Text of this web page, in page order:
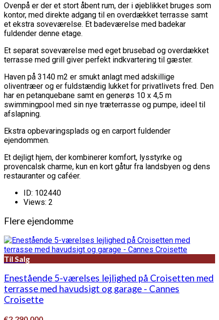
Ovenpå er der et stort åbent rum, der i øjeblikket bruges som
kontor, med direkte adgang til en overdækket terrasse samt
et ekstra soveværelse. Et badeværelse med badekar
fuldender denne etage.
Et separat soveværelse med eget brusebad og overdækket
terrasse med grill giver perfekt indkvartering til gæster.
Haven på 3140 m2 er smukt anlagt med adskillige
oliventræer og er fuldstændig lukket for privatlivets fred. Den
har en petanquebane samt en generøs 10 x 4,5 m
swimmingpool med sin nye træterrasse og pumpe, ideel til
afslapning.
Ekstra opbevaringsplads og en carport fuldender
ejendommen.
Et dejligt hjem, der kombinerer komfort, lysstyrke og
provencalsk charme, kun en kort gåtur fra landsbyen og dens
restauranter og caféer.
ID: 102440
Views: 2
Flere ejendomme
Til Salg
Enestående 5-værelses lejlighed på Croisetten med
terrasse med havudsigt og garage - Cannes
Croisette